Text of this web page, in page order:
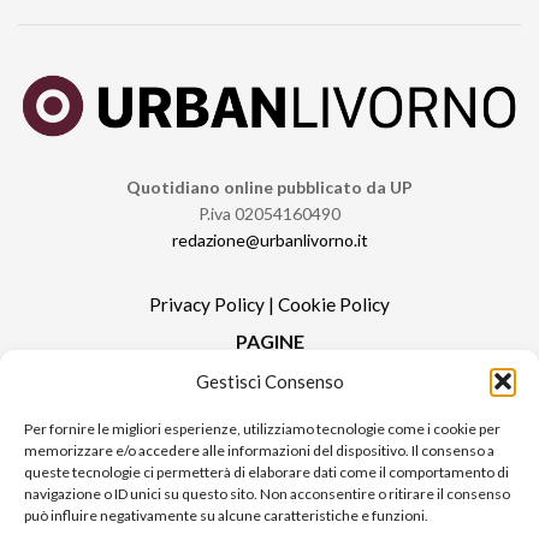
Gestisci Consenso
Per fornire le migliori esperienze, utilizziamo tecnologie come i cookie per
memorizzare e/o accedere alle informazioni del dispositivo. Il consenso a
queste tecnologie ci permetterà di elaborare dati come il comportamento di
navigazione o ID unici su questo sito. Non acconsentire o ritirare il consenso
può influire negativamente su alcune caratteristiche e funzioni.
Quotidiano online pubblicato da UP
P.iva 02054160490
redazione@urbanlivorno.it
Privacy Policy | Cookie Policy
PAGINE
Redazione
Contatti
Pubblicità
Sitemap
RUBRICHE